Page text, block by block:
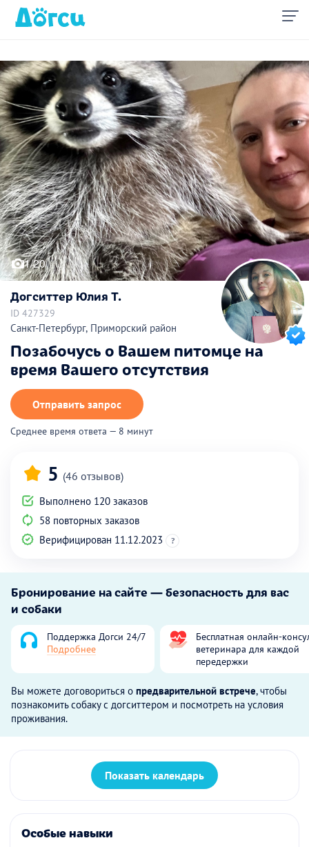
1/20
Догситтер Юлия Т.
ID 427329
Санкт-Петербург, Приморский район
Позабочусь о Вашем питомце на
время Вашего отсутствия
Отправить запрос
Среднее время ответа — 8 минут
5 (46 отзывов)
Выполнено 120 заказов
58 повторных заказов
Верифицирован 11.12.2023
?
Бронирование на сайте — безопасность для вас
и собаки
Поддержка Догси 24/7
Подробнее
Бесплатная онлайн-
ветеринара для каждой
передержки
Вы можете договориться о предварительной встрече, чтобы
познакомить собаку с догситтером и посмотреть на условия
проживания.
Показать календарь
Особые навыки